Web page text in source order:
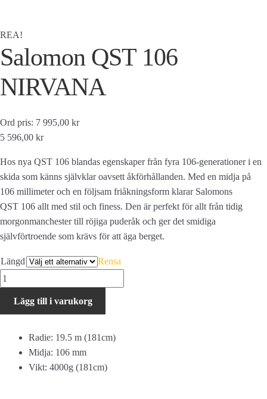
REA!
Salomon QST 106
NIRVANA
Ord pris: 7 995,00 kr
5 596,00 kr
Hos nya QST 106 blandas egenskaper från fyra 106-generationer i en
skida som känns självklar oavsett åkförhållanden. Med en midja på
106 millimeter och en följsam friåkningsform klarar Salomons
QST 106 allt med stil och finess. Den är perfekt för allt från tidig
morgonmanchester till röjiga puderåk och ger det smidiga
självförtroende som krävs för att äga berget.
Längd
Rensa
Salomon
QST
mängd
Lägg till i varukorg
Radie: 19.5 m (181cm)
Midja: 106 mm
Vikt: 4000g (181cm)